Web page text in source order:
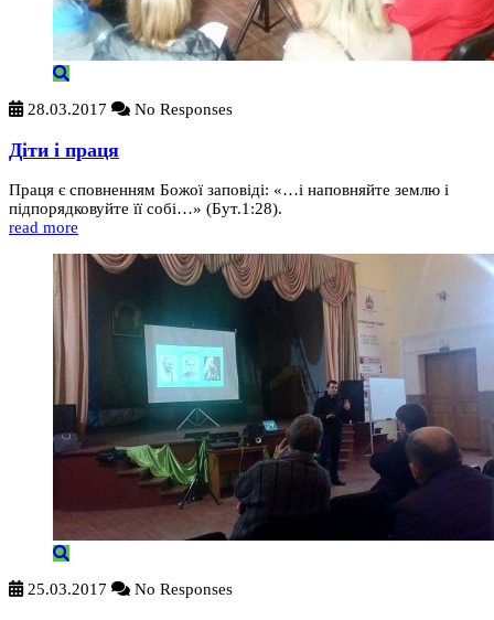
28.03.2017 No Responses
Діти і праця
Праця є сповненням Божої заповіді: «…і наповняйте землю і
підпорядковуйте її собі…» (Бут.1:28).
read more
25.03.2017 No Responses